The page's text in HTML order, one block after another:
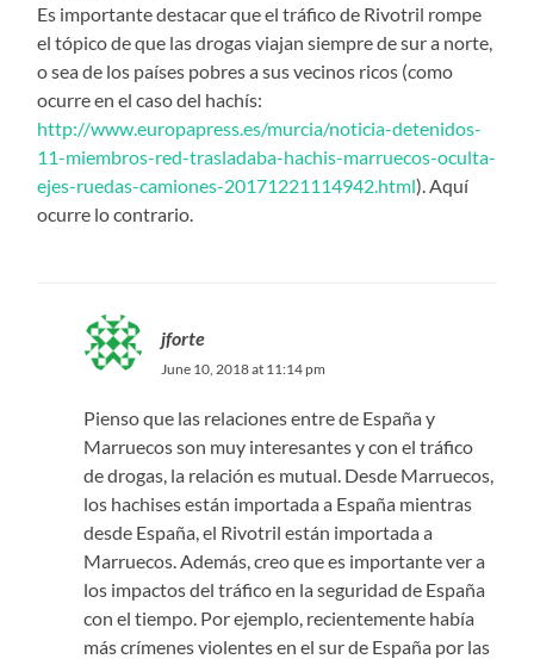
Es importante destacar que el tráfico de Rivotril rompe
el tópico de que las drogas viajan siempre de sur a norte,
o sea de los países pobres a sus vecinos ricos (como
ocurre en el caso del hachís:
http://www.europapress.es/murcia/noticia-detenidos-
11-miembros-red-trasladaba-hachis-marruecos-oculta-
ejes-ruedas-camiones-20171221114942.html). Aquí
ocurre lo contrario.
jforte
June 10, 2018 at 11:14 pm
Pienso que las relaciones entre de España y
Marruecos son muy interesantes y con el tráfico
de drogas, la relación es mutual. Desde Marruecos,
los hachises están importada a España mientras
desde España, el Rivotril están importada a
Marruecos. Además, creo que es importante ver a
los impactos del tráfico en la seguridad de España
con el tiempo. Por ejemplo, recientemente había
más crímenes violentes en el sur de España por las